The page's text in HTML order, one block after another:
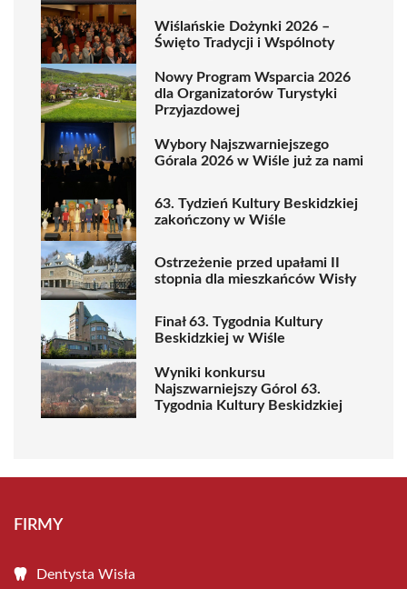
Wiślańskie Dożynki 2026 –
Święto Tradycji i Wspólnoty
Nowy Program Wsparcia 2026
dla Organizatorów Turystyki
Przyjazdowej
Wybory Najszwarniejszego
Górala 2026 w Wiśle już za nami
63. Tydzień Kultury Beskidzkiej
zakończony w Wiśle
Ostrzeżenie przed upałami II
stopnia dla mieszkańców Wisły
Finał 63. Tygodnia Kultury
Beskidzkiej w Wiśle
Wyniki konkursu
Najszwarniejszy Górol 63.
Tygodnia Kultury Beskidzkiej
FIRMY
Dentysta Wisła